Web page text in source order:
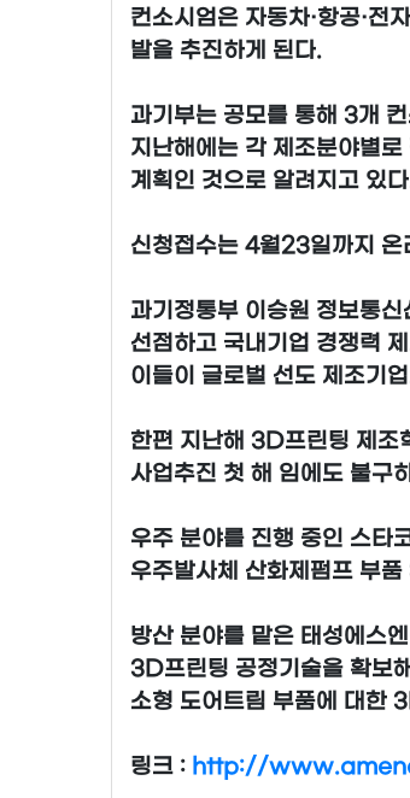
컨소시엄은 자동차·항공·전
발을 추진하게 된다.
과기부는 공모를 통해 3개
지난해에는 각 제조분야별
계획인 것으로 알려지고 있
신청접수는 4월23일까지 온
과기정통부 이승원 정보통
선점하고 국내기업 경쟁력
이들이 글로벌 선도 제조기
한편 지난해 3D프린팅 제조
사업추진 첫 해 임에도 불구
우주 분야를 진행 중인 스타
우주발사체 산화제펌프 부
방산 분야를 맡은 태성에스
3D프린팅 공정기술을 확보
소형 도어트림 부품에 대한
링크 : http://